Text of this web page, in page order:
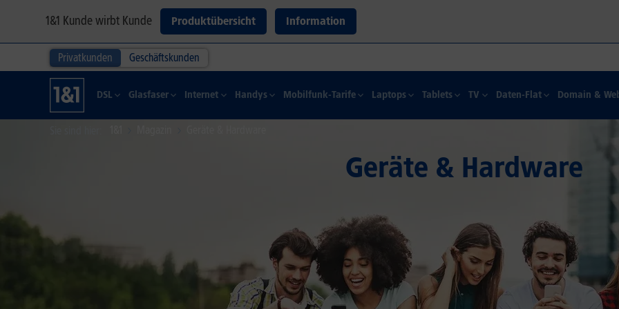
1&1 Kunde wirbt Kunde Produktübersicht Information
Privatkunden Geschäftskunden
DSL Glasfaser Internet Handys Mobilfunk-Tarife Laptops Tablets TV Daten-Flat Domain &
Geräte & Hardware